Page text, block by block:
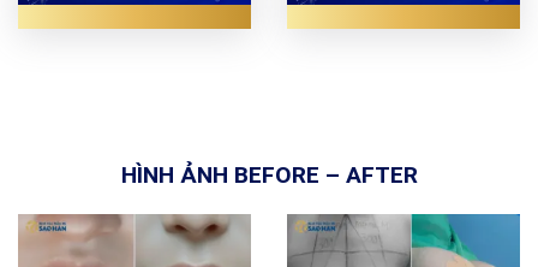
HÌNH ẢNH BEFORE – AFTER